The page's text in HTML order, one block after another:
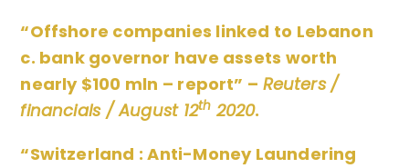
“Offshore companies linked to Lebanon
c. bank governor have assets worth
nearly $100 mln – report” – Reuters /
financials / August 12th 2020.
“Switzerland : Anti-Money Laundering